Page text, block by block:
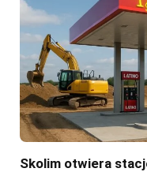
Skolim otwiera